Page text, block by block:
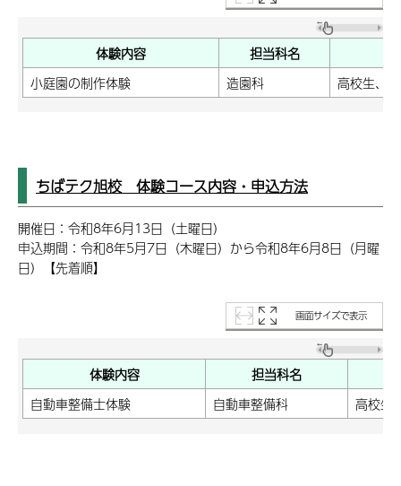
体験内容 担当科名
小庭園の制作体験
造園科 高校生、
ちばテク旭校 体験コース内容・申込方法
開催日：令和8年6月13日（土曜日）
申込期間：令和8年5月7日（木曜日）から令和8年6月8日（月曜
日）【先着順】
画面サイズで表示
体験内容
担当科名
自動車整備士体験
自動車整備科 高校生